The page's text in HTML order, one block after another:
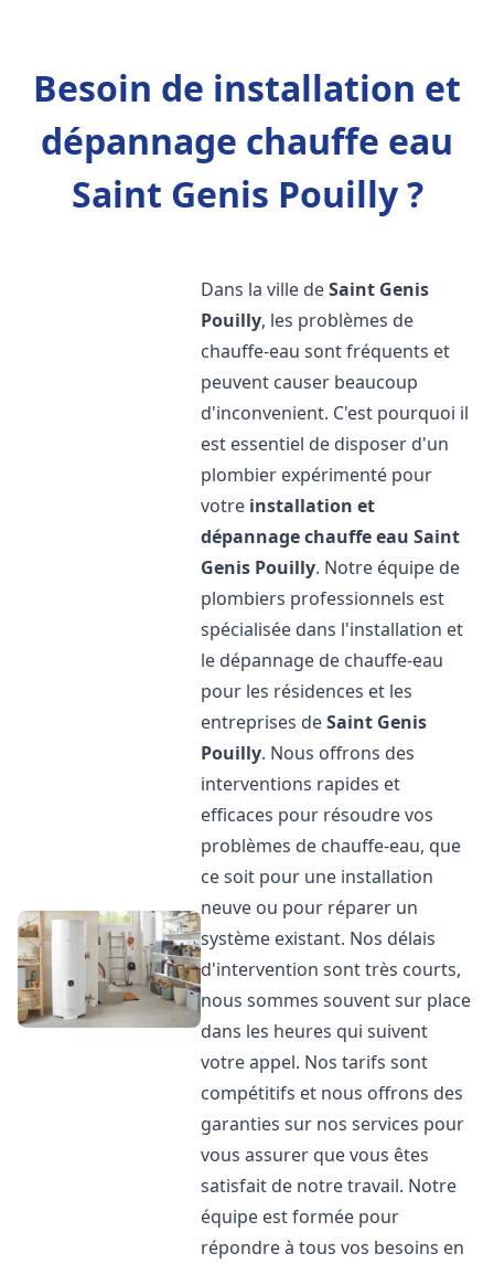
Besoin de installation et
dépannage chauffe eau
Saint Genis Pouilly ?
Dans la ville deSaint Genis
Pouilly, les problèmes de
chauffe-eau sont fréquents et
peuvent causer beaucoup
d'inconvenient. C'est pourquoi il
est essentiel de disposer d'un
plombier expérimenté pour
votre installation et
dépannage chauffe eau Saint
Genis Pouilly. Notre équipe de
plombiers professionnels est
spécialisée dans l'installation et
le dépannage de chauffe-eau
pour les résidences et les
entreprises deSaint Genis
Pouilly. Nous offrons des
interventions rapides et
efficaces pour résoudre vos
problèmes de chauffe-eau, que
ce soit pour une installation
neuve ou pour réparer un
système existant. Nos délais
d'intervention sont très courts,
nous sommes souvent sur place
dans les heures qui suivent
votre appel. Nos tarifs sont
compétitifs et nous offrons des
garanties sur nos services pour
vous assurer que vous êtes
satisfait de notre travail. Notre
équipe est formée pour
répondre à tous vos besoins en